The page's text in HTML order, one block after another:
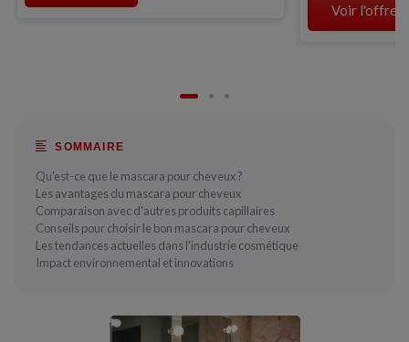
Voir l'offre
SOMMAIRE
Qu'est-ce que le mascara pour cheveux ?
Les avantages du mascara pour cheveux
Comparaison avec d'autres produits capillaires
Conseils pour choisir le bon mascara pour cheveux
Les tendances actuelles dans l'industrie cosmétique
Impact environnemental et innovations